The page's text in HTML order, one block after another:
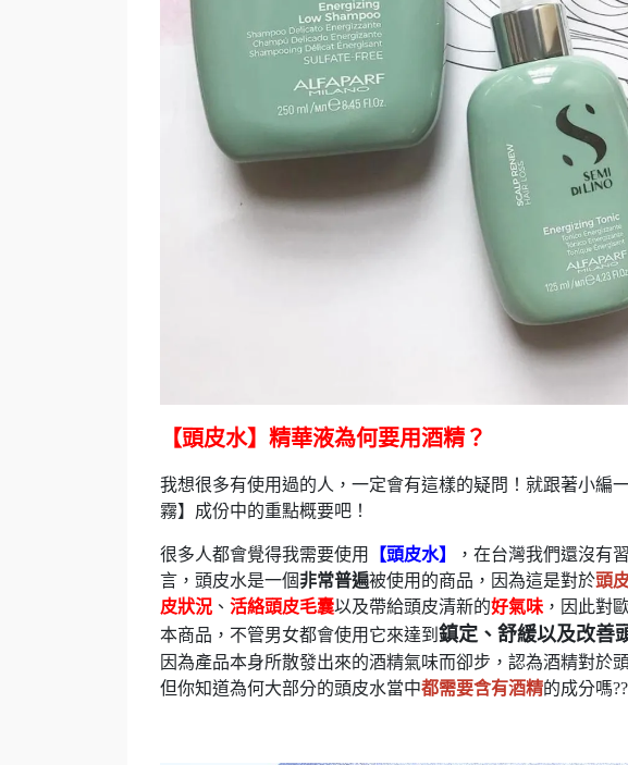
【頭皮水】精華液為何要用酒精？
我想很多有使用過的人，一定會有這樣的疑問！就跟著小編
霧】成份中的重點概要吧！
很多人都會覺得我需要使用 【頭皮水】 ，在台灣我們還沒有
言，頭皮水是一個非常普遍被使用的商品，因為這是對於頭
皮狀況 、 活絡頭皮毛囊以及帶給頭皮清新的好氣味 ，因此對
本商品，不管男女都會使用它來達到 鎮定、舒緩以及改善
因為產品本身所散發出來的酒精氣味而卻步，認為酒精對於
但你知道為何大部分的頭皮水當中都需要含有酒精的成分嗎